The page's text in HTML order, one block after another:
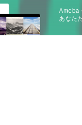
Ameba
あなた